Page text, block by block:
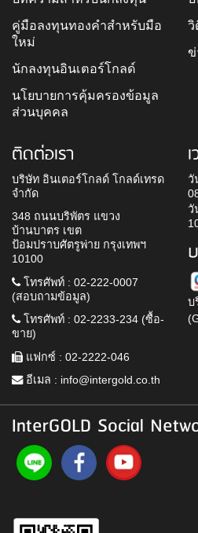
คู่มือลงทุนทองคำสำหรับมือ
ใหม่
นักลงทุนอินเตอร์โกลด์
นโยบายการคุ้มครองข้อมูล
ส่วนบุคคล
วิ
ข่
ติดต่อเรา
บริษัท อินเตอร์โกลด์ โกลด์เทรด
จำกัด
348 ถนนบริพัตร แขวง
บ้านบาตร เขต
ป้อมปราบศัตรูพ่าย กรุงเทพฯ
10100
โทรศัพท์ : 02-222-0007
(สอบถามข้อมูล)
โทรศัพท์ : 02-2233-234 (ซื้อ-
ขาย)
แฟกซ์ : 02-2222-046
อีเมล : info@intergold.co.th
วั
วั
บ
InterGOLD Social